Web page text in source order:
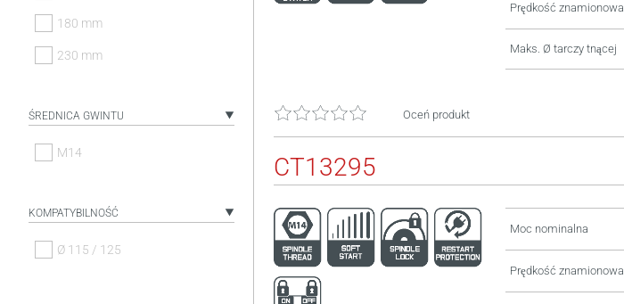
180 mm
230 mm
ŚREDNICA GWINTU
M14
KOMPATYBILNOŚĆ
Ø 115 / 125
Prędkość znamionowa
Maks. Ø tarczy tnącej
Oceń produkt
CT13295
Moc nominalna
Prędkość znamionowa